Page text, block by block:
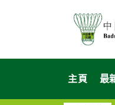
主頁 最